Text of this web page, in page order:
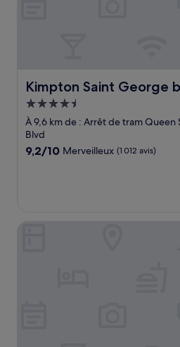
Kimpton Saint George
Kimpton Saint George by IHG
Hébergement
4.5 étoiles
À 9,6 km de : Arrêt de tram Queen
Blvd
9.2
9,2/10 Merveilleux (1 012 avis)